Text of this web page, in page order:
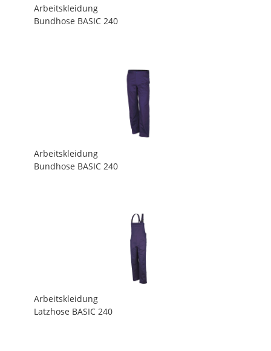
Arbeitskleidung
Bundhose BASIC 240
Arbeitskleidung
Bundhose BASIC 240
Arbeitskleidung
Latzhose BASIC 240